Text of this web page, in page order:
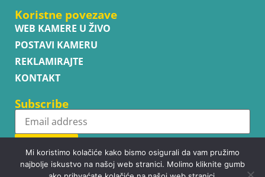
Koristne povezave
WEB KAMERE U ŽIVO
POSTAVI KAMERU
REKLAMIRAJTE
KONTAKT
Subscribe
Subscribe
Mi koristimo kolačiće kako bismo osigurali da vam pružimo
najbolje iskustvo na našoj web stranici. Molimo kliknite gumb